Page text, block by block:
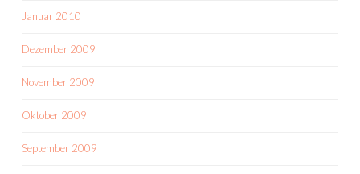
Januar 2010
Dezember 2009
November 2009
Oktober 2009
September 2009